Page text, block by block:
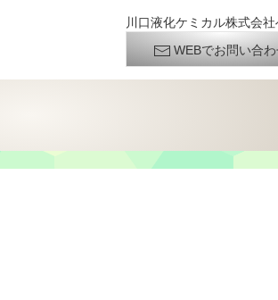
川口液化ケミカル株式会
WEBでお問い合